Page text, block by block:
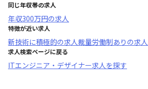
同じ年収帯の求人
年収300万円の求人
特徴が近い求人
新技術に積極的の求人裁量労働制あり の求人
求人検索ページに戻る
ITエンジニア・デザイナー求人を探す